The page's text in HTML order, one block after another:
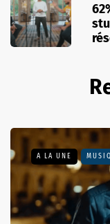
A LA UNE